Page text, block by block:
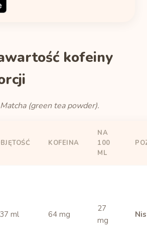
kofeiny
(green tea powder).
KOFEINA
NA
100
ML
ml 64 mg
27
mg